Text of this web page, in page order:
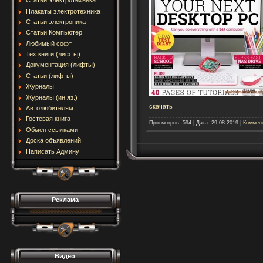
Плакаты электротехника
Статьи электроника
Статьи Компьютер
Любимый софт
Тех.книги (лифты)
Документация (лифты)
Статьи (лифты)
Журналы
Журналы (ин.яз.)
Автолюбителям
Гостевая книга
Обмен ссылками
Доска объявлений
Написать Админу
Реклама
Видео
скачать
Просмотров: 594| Дата: 29.08.2019